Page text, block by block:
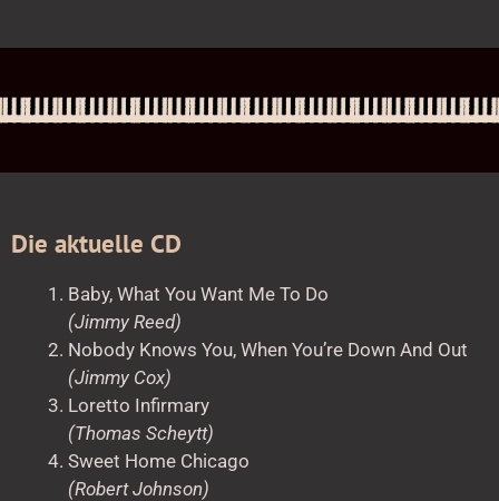
Die aktuelle CD
Baby, What You Want Me To Do
(Jimmy Reed)
Nobody Knows You, When You’re Down And Out
(Jimmy Cox)
Loretto Infirmary
(Thomas Scheytt)
Sweet Home Chicago
(Robert Johnson)